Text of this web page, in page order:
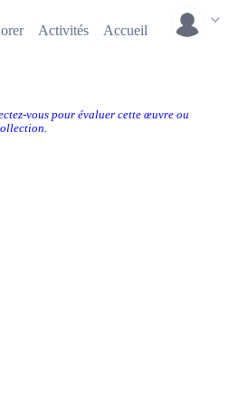
Activités Accueil
vous pour évaluer cette œuvre ou